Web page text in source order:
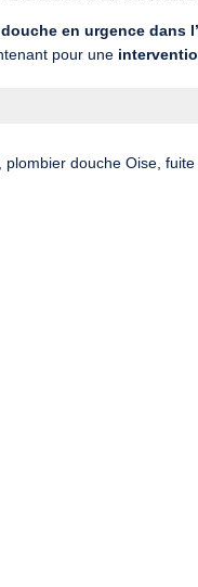
en urgence dans
pour une
douche Oise,